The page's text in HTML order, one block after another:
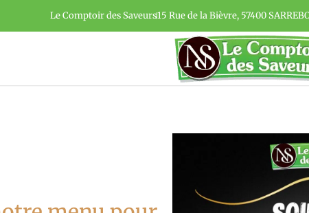
Le Comptoir des Saveurs15 Rue de la Bièvre, 57400